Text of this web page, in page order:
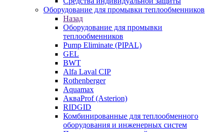
Оборудование для промывки теплообменников
Назад
Оборудование для промывки
теплообменников
Pump Eliminate (PIPAL)
GEL
BWT
Alfa Laval CIP
Rothenberger
Aquamax
АкваProf (Asterion)
RIDGID
Комбинированные для теплообменного
оборудования и инженерных систем